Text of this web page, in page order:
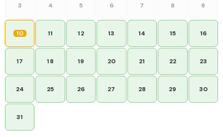
3 4 5 6 7 8 9
10 11 12 13 14 15 16
17 18 19 20 21 22 23
24 25 26 27 28 29 30
31